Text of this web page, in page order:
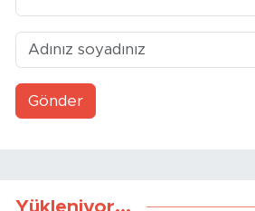
Gönder